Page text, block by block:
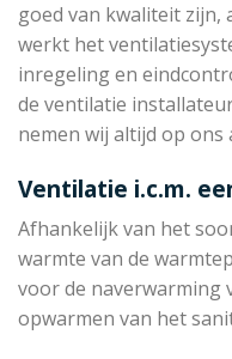
goed van kwaliteit zijn,
werkt het
inregeling en
de ventilatie
nemen wij altijd op
Ventilatie i.c.m.
Afhankelijk van het
warmte van de
voor de naverwarming
opwarmen van het